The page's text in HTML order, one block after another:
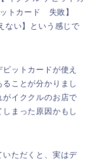
トカード 失敗】
ない】という感じで
ットカードが使え
ことが分かりまし
イククルのお店で
まった原因かもし
いただくと、実はデ